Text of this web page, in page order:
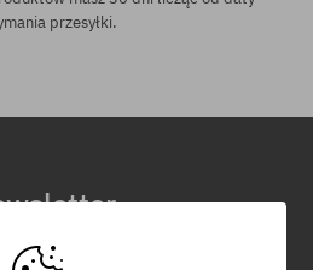
przesyłki.
a dowiesz się jako pierwszy o